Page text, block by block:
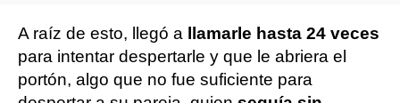
A raíz de esto, llegó a
llamarle hasta 24 veces
para intentar despertarle y que le abriera el
portón, algo que no fue suficiente para